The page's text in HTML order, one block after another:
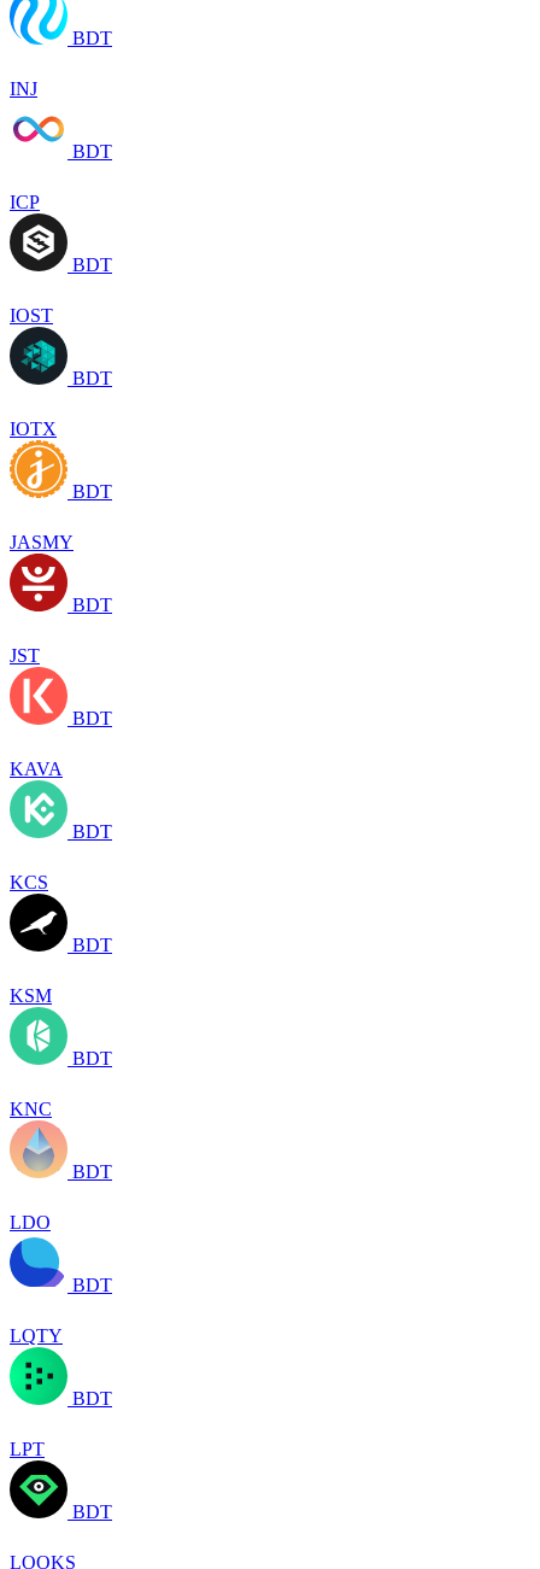
BDT
INJ
BDT
ICP
BDT
IOST
BDT
IOTX
BDT
JASMY
BDT
JST
BDT
KAVA
BDT
KCS
BDT
KSM
BDT
KNC
BDT
LDO
BDT
LQTY
BDT
LPT
BDT
LOOKS